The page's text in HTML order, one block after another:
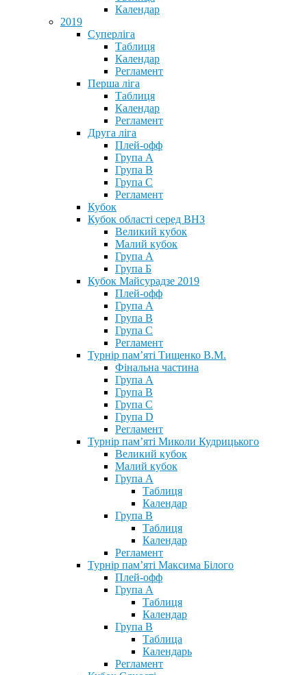
Календар
2019
Суперліга
Таблиця
Календар
Регламент
Перша ліга
Таблиця
Календар
Регламент
Друга ліга
Плей-офф
Група А
Група В
Група С
Регламент
Кубок
Кубок області серед ВНЗ
Великий кубок
Малий кубок
Група А
Група Б
Кубок Майсурадзе 2019
Плей-офф
Група А
Група В
Група С
Регламент
Турнір пам’яті Тищенко В.М.
Фінальна частина
Група А
Група В
Група С
Група D
Регламент
Турнір пам’яті Миколи Кудрицького
Великий кубок
Малий кубок
Група А
Таблиця
Календар
Група В
Таблиця
Календар
Регламент
Турнір пам’яті Максима Білого
Плей-офф
Група А
Таблиця
Календар
Група В
Таблица
Календарь
Регламент